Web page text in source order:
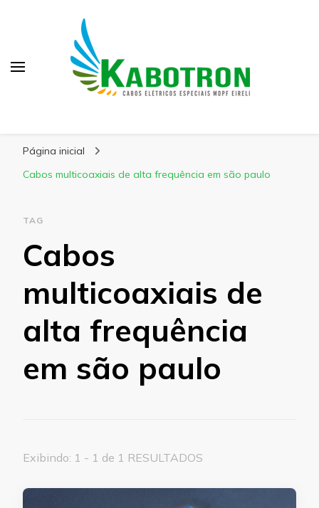
Página inicial
Cabos multicoaxiais de alta frequência em são paulo
TAG
Cabos
multicoaxiais de
alta frequência
em são paulo
Exibindo: 1 - 1 de 1 RESULTADOS